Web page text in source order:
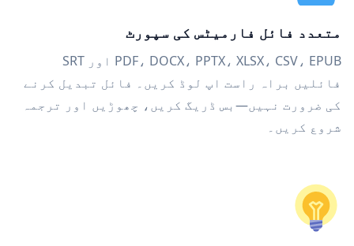
متعدد فائل فارمیٹس کی سپورٹ
PDF، DOCX، PPTX، XLSX، CSV، EPUB اور SRT
فائلیں براہ راست اپ لوڈ کریں۔ فائل تبدیل کرنے
کی ضرورت نہیں—بس ڈریگ کریں، چھوڑیں اور ترجمہ
شروع کریں۔